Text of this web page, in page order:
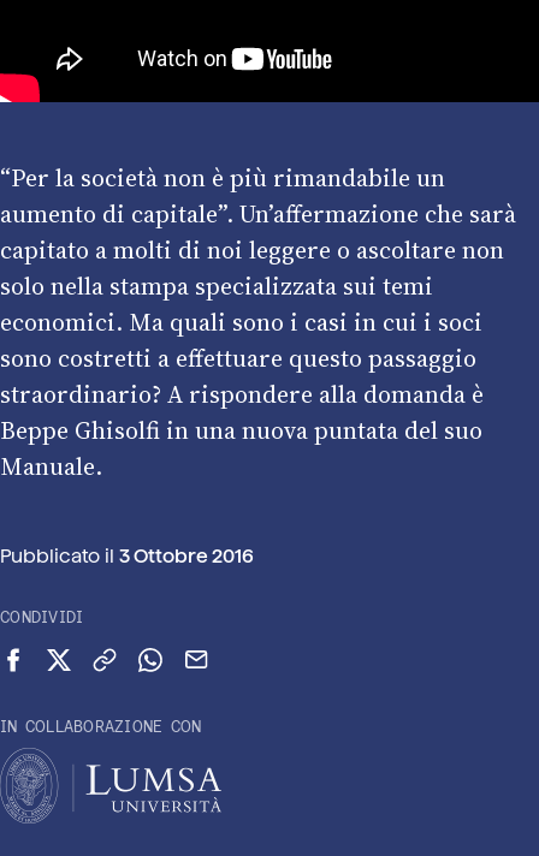
“Per la società non è più rimandabile un
aumento di capitale”. Un’affermazione che sarà
capitato a molti di noi leggere o ascoltare non
solo nella stampa specializzata sui temi
economici. Ma quali sono i casi in cui i soci
sono costretti a effettuare questo passaggio
straordinario? A rispondere alla domanda è
Beppe Ghisolfi in una nuova puntata del suo
Manuale.
Pubblicato il 3 Ottobre 2016
CONDIVIDI
Condividi su Facebook
Condividi su X (Twitter)
Copia link
Condividi su WhatsApp
Invia via email
IN COLLABORAZIONE CON